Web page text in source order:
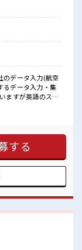
！
！
データ入力(航空
るデータ入力・集
ますが英語のスキ
ございません(あ
オススメ！ ≪女性
募も歓迎！ ≪週休
ート満喫！ ≪未
ンジするのは不安
イチからスキル
≪自分に合った期
あふれる職場で
少人数』だからコ
する